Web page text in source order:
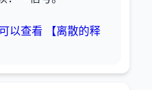
以查看 【离散的释